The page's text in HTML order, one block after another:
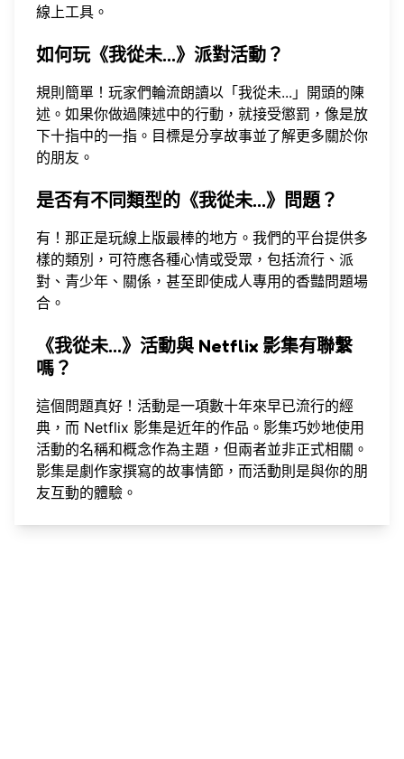
線上工具 。
如何玩《我從未...》派對活動？
規則簡單！玩家們輪流朗讀以「我從未...」開頭的陳
述。如果你做過陳述中的行動，就接受懲罰，像是放
下十指中的一指。目標是分享故事並了解更多關於你
的朋友。
是否有不同類型的《我從未...》問題？
有！那正是玩線上版最棒的地方。我們的平台提供多
樣的類別，可符應各種心情或受眾，包括流行、派
對、青少年、關係，甚至即使成人專用的香豔問題場
合。
《我從未...》活動與 Netflix 影集有聯繫
嗎？
這個問題真好！活動是一項數十年來早已流行的經
典，而 Netflix 影集是近年的作品。影集巧妙地使用
活動的名稱和概念作為主題，但兩者並非正式相關。
影集是劇作家撰寫的故事情節，而活動則是與你的朋
友互動的體驗。